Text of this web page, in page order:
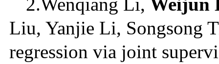
Liu, Yanjie Li, Songsong
regression via joint